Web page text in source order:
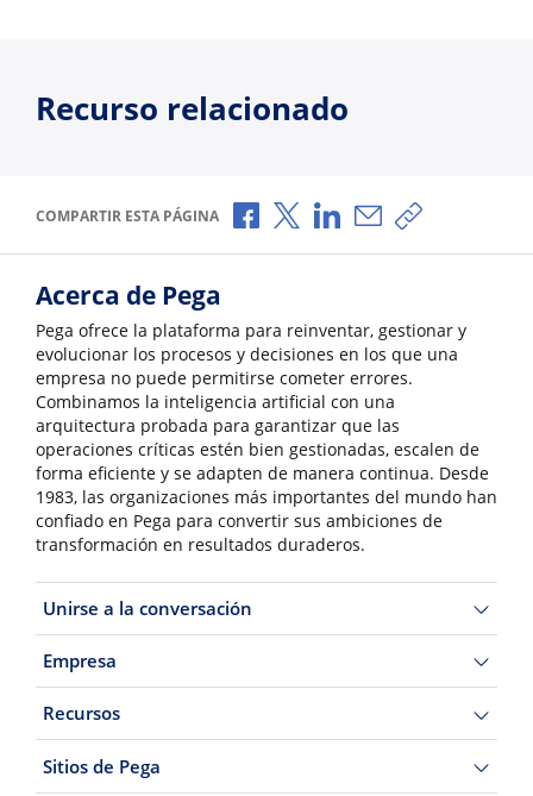
Recurso relacionado
COMPARTIR ESTA PÁGINA Compartir a través de Facebook
Compartir a través de X
Compartir a través de
Compartir por
Copiar
Acerca de Pega
Pega ofrece la plataforma para reinventar, gestionar y
evolucionar los procesos y decisiones en los que una
empresa no puede permitirse cometer errores.
Combinamos la inteligencia artificial con una
arquitectura probada para garantizar que las
operaciones críticas estén bien gestionadas, escalen de
forma eficiente y se adapten de manera continua. Desde
1983, las organizaciones más importantes del mundo han
confiado en Pega para convertir sus ambiciones de
transformación en resultados duraderos.
Unirse a la conversación
Empresa
Recursos
Sitios de Pega